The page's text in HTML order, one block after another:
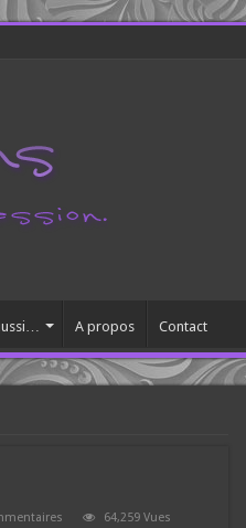
A propos Contact
64,259 Vues